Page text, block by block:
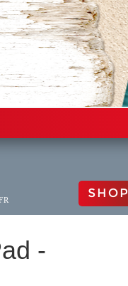
SHOP
-